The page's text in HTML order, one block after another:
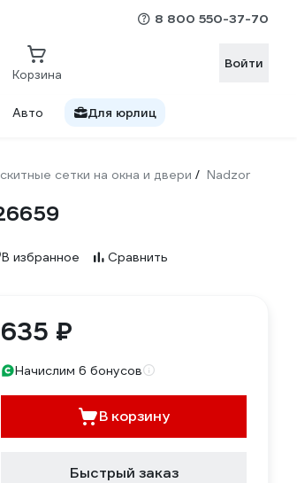
8 800 550-37-70
Корзина
Войти
Авто Для юрлиц
сетки на окна и двери / Nadzor
В избранное Сравнить
635 ₽
Начислим 6 бонусов
В корзину
Быстрый заказ